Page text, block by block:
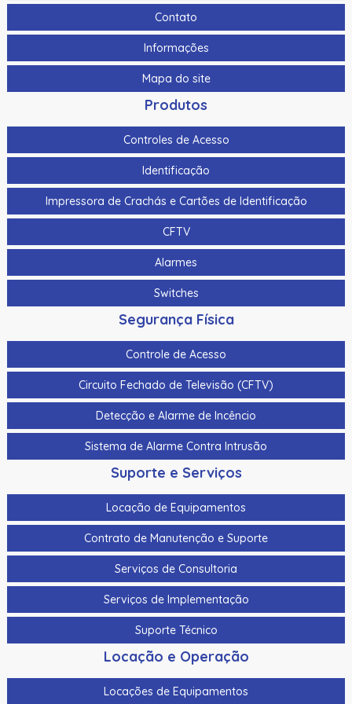
Contato
Informações
Mapa do site
Produtos
Controles de Acesso
Identificação
Impressora de Crachás e Cartões de Identificação
CFTV
Alarmes
Switches
Segurança Física
Controle de Acesso
Circuito Fechado de Televisão (CFTV)
Detecção e Alarme de Incêncio
Sistema de Alarme Contra Intrusão
Suporte e Serviços
Locação de Equipamentos
Contrato de Manutenção e Suporte
Serviços de Consultoria
Serviços de Implementação
Suporte Técnico
Locação e Operação
Locações de Equipamentos